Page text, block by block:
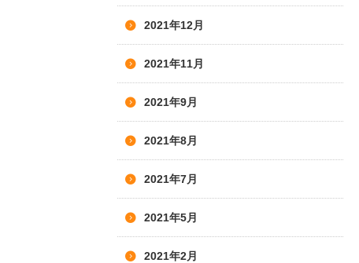
2021年12月
2021年11月
2021年9月
2021年8月
2021年7月
2021年5月
2021年2月